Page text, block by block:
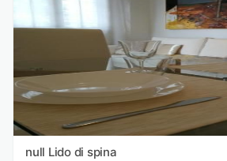
null Lido di spina